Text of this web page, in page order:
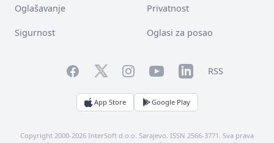
Oglašavanje Privatnost
Sigurnost Oglasi za posao
FacebookTwitterInstagramYouTubeLinkedInRSS
App Store Google Play
Copyright 2000-2026 InterSoft d.o.o. Sarajevo. ISSN 2566-3771. Sva prava